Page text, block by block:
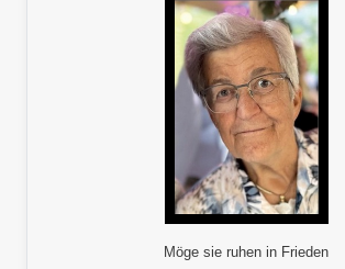
Möge sie ruhen in Frieden